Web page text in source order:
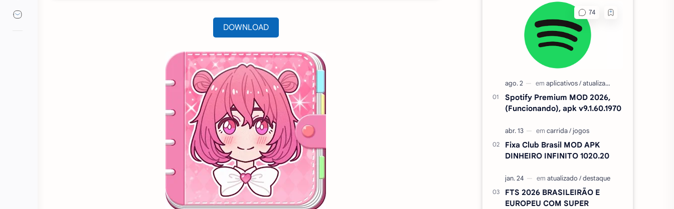
DOWNLOAD
Spotify Premium MOD 2026,
(Funcionando), apk v9.1.60.1970
Fixa Club Brasil MOD APK
DINHEIRO INFINITO 1020.20
FTS 2026 BRASILEIRÃO E
EUROPEU COM SUPER